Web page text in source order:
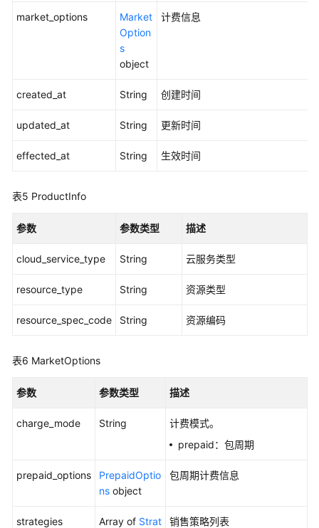
域
market_options
Market
Option
s
object
计费信息
created_at String 创建时间
updated_at String 更新时间
effected_at String 生效时间
表5 ProductInfo
参数 参数类型 描述
cloud_service_type String 云服务类型
resource_type String 资源类型
resource_spec_code String 资源编码
表6 MarketOptions
参数 参数类型 描述
charge_mode String
计费模式。
prepaid：包周期
prepaid_options
PrepaidOptio
ns object
包周期计费信息
strategies Array of Strat
销售策略列表